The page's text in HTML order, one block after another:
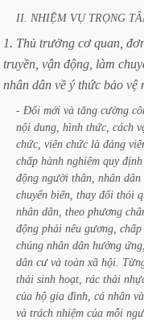
II. NHIỆM VỤ TRỌNG
1. Thủ trưởng cơ quan,
truyền, vận động, làm
nhân dân về ý thức bảo vệ
- Đổi mới và tăng cường
nội dung, hình thức, cách
chức, viên chức là đảng
chấp hành nghiêm quy định
động người thân, nhân dân
chuyển biến, thay đổi thói
nhân dân, theo phương
động phải nêu gương, chấp
chúng nhân dân hưởng ứng,
dân cư và toàn xã hội.
thải sinh hoạt, rác thải
của hộ gia đình, cá nhân và
và trách nhiệm của mỗi